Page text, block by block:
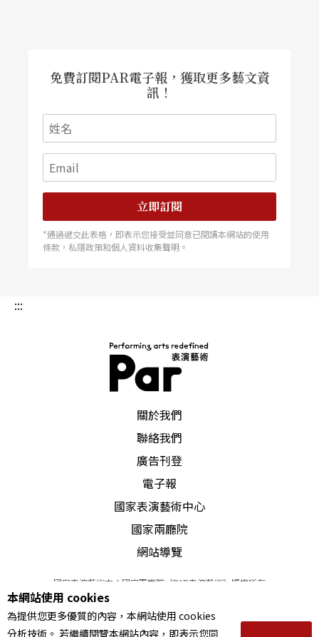
免費訂閱PAR電子報，獲取更多藝文資
訊！
立即訂閱
*通過遞交此表格，即表示您接受並同意已閱讀本網站的使用
條款，私隱政策和個人資料收集聲明。
:::
關於我們
聯絡我們
廣告刊登
電子報
國家表演藝術中心
國家兩廳院
網站導覽
國家表演藝術中心國家兩廳院《PAR表演藝術》版權所有
© 2022Performing arts redefined. All Rights Reserved
統一編號 Tax Id number 00973926
本站所提供相關演出資訊，如有異動應以主辦單位公告為準。
本網站使用 cookies
為提供您更多優質的內容，本網站使用 cookies
分析技術。 若繼續閱覽本網站內容，即表示您同